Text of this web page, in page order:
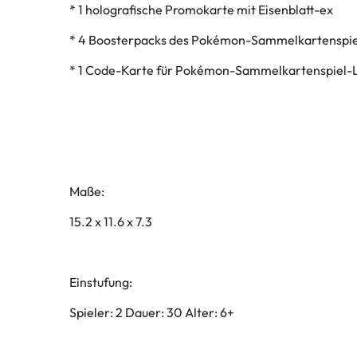
* 1 holografische Promokarte mit Eisenblatt-ex
* 4 Boosterpacks des Pokémon-
* 1 Code-Karte für Pokémon-Sammelkartenspiel-
Maße:
15.2 x 11.6 x 7.3
Einstufung:
Spieler: 2 Dauer: 30 Alter: 6+